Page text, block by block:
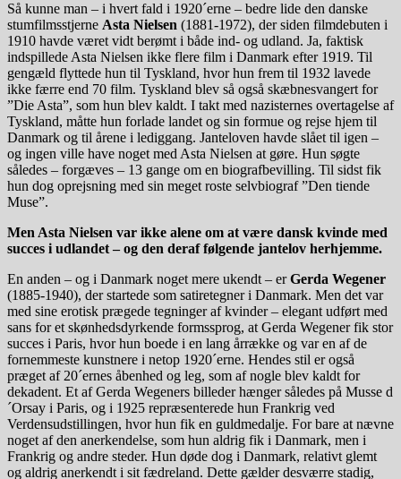
Så kunne man – i hvert fald i 1920´erne – bedre lide den danske
stumfilmsstjerne Asta Nielsen (1881-1972), der siden filmdebuten i
1910 havde været vidt berømt i både ind- og udland. Ja, faktisk
indspillede Asta Nielsen ikke flere film i Danmark efter 1919. Til
gengæld flyttede hun til Tyskland, hvor hun frem til 1932 lavede
ikke færre end 70 film. Tyskland blev så også skæbnesvangert for
”Die Asta”, som hun blev kaldt. I takt med nazisternes overtagelse af
Tyskland, måtte hun forlade landet og sin formue og rejse hjem til
Danmark og til årene i lediggang. Janteloven havde slået til igen –
og ingen ville have noget med Asta Nielsen at gøre. Hun søgte
således – forgæves – 13 gange om en biografbevilling. Til sidst fik
hun dog oprejsning med sin meget roste selvbiograf ”Den tiende
Muse”.
Men Asta Nielsen var ikke alene om at være dansk kvinde med
succes i udlandet – og den deraf følgende jantelov herhjemme.
En anden – og i Danmark noget mere ukendt – erGerda Wegener
(1885-1940), der startede som satiretegner i Danmark. Men det var
med sine erotisk prægede tegninger af kvinder – elegant udført med
sans for et skønhedsdyrkende formssprog, at Gerda Wegener fik stor
succes i Paris, hvor hun boede i en lang årrække og var en af de
fornemmeste kunstnere i netop 1920´erne. Hendes stil er også
præget af 20´ernes åbenhed og leg, som af nogle blev kaldt for
dekadent. Et af Gerda Wegeners billeder hænger således på Musse d
´Orsay i Paris, og i 1925 repræsenterede hun Frankrig ved
Verdensudstillingen, hvor hun fik en guldmedalje. For bare at nævne
noget af den anerkendelse, som hun aldrig fik i Danmark, men i
Frankrig og andre steder. Hun døde dog i Danmark, relativt glemt
og aldrig anerkendt i sit fædreland. Dette gælder desværre stadig,